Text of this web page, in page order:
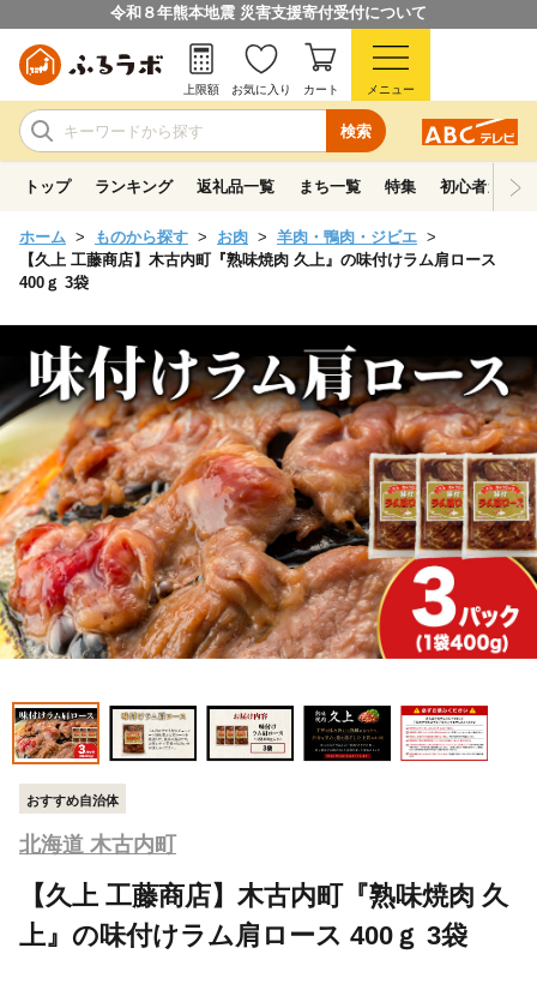
令和８年熊本地震 災害支援寄付受付について
検索
上限額 お気に入り カート メニュー
トップ ランキング 返礼品一覧 まち一覧 特集 初心者ガイド
ホーム ものから探す お肉
羊肉・鴨肉・ジビエ
【久上 工藤商店】木古内町『熟味焼肉 久上』の味付けラム肩ロース
400ｇ 3袋
おすすめ自治体
北海道 木古内町
【久上 工藤商店】木古内町『熟味焼肉 久
上』の味付けラム肩ロース 400ｇ 3袋